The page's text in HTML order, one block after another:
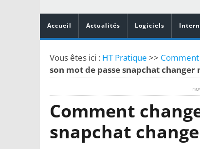
MATÉRIEL
Accueil
Actualités Logiciels
Vous êtes ici : HT Pratique >>
son mot de passe snapchat changer
Comment
snapchat